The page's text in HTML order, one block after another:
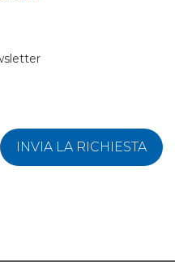
INVIA LA RICHIESTA